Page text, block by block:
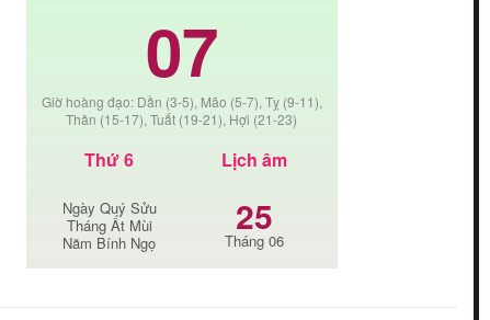
07
Giờ hoàng đạo: Dần (3-5), Mão (5-7), Tỵ (9-11),
Thân (15-17), Tuất (19-21), Hợi (21-23)
Thứ 6
Ngày Quý Sửu
Tháng Ất Mùi
Năm Bính Ngọ
Lịch âm
25
Tháng 06